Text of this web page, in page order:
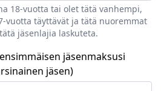
18-vuotta tai olet tätä vanhempi,
vuotta täyttävät ja tätä nuoremmat
jäsenlajia laskuteta.
jäsenmaksusi
jäsen)